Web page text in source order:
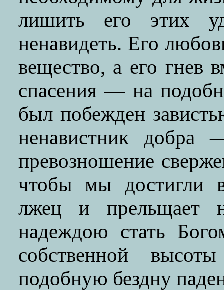
лишить его этих
ненавидеть. Его
вещество, а его гнев
спасения — на
был побежден
ненавистник
превозношение
чтобы мы достигли
лжец и прельщает
надеждою стать
собственной
подобную бездну